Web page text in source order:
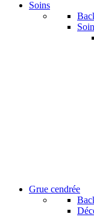
Soins
Grue cendrée